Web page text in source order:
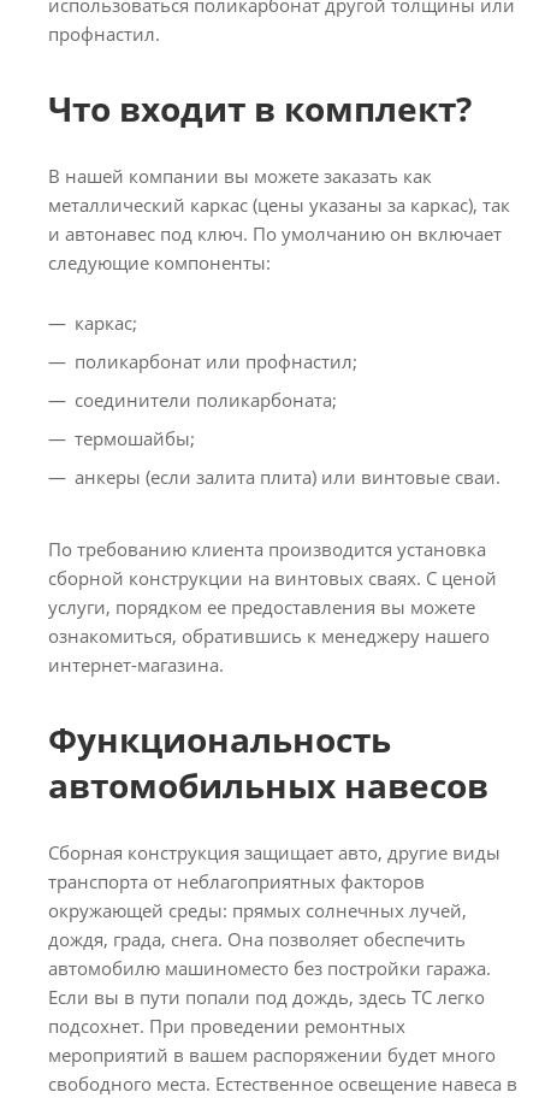
профнастил.
Что входит в комплект?
В нашей компании вы можете заказать как
металлический каркас (цены указаны за каркас), так
и автонавес под ключ. По умолчанию он включает
следующие компоненты:
каркас;
поликарбонат или профнастил;
соединители поликарбоната;
термошайбы;
анкеры (если залита плита) или винтовые сваи.
По требованию клиента производится установка
сборной конструкции на винтовых сваях. С ценой
услуги, порядком ее предоставления вы можете
ознакомиться, обратившись к менеджеру нашего
интернет-магазина.
Функциональность
автомобильных навесов
Сборная конструкция защищает авто, другие виды
транспорта от неблагоприятных факторов
окружающей среды: прямых солнечных лучей,
дождя, града, снега. Она позволяет обеспечить
автомобилю машиноместо без постройки гаража.
Если вы в пути попали под дождь, здесь ТС легко
подсохнет. При проведении ремонтных
мероприятий в вашем распоряжении будет много
свободного места. Естественное освещение навеса в